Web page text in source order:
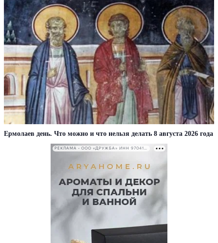
Ермолаев день. Что можно и что нельзя делать 8 августа 2026 года
РЕКЛАМА • ООО «ДРУЖБА» ИНН 9704146411